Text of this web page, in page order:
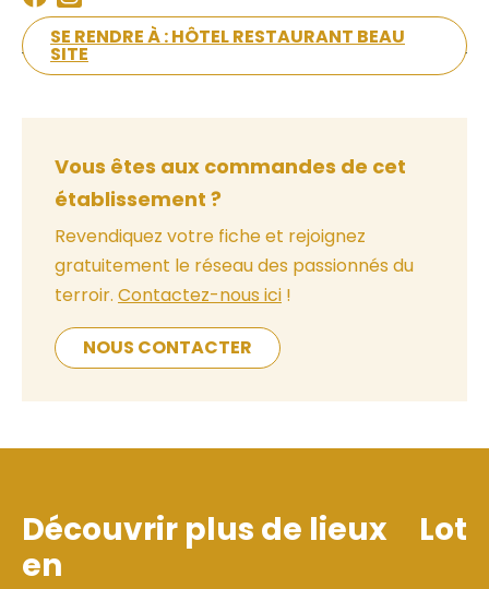
SE RENDRE À : HÔTEL RESTAURANT BEAU
SITE
Vous êtes aux commandes de cet
établissement ?
Revendiquez votre fiche et rejoignez
gratuitement le réseau des passionnés du
terroir. Contactez-nous ici !
NOUS CONTACTER
Découvrir plus de lieux
en
Lot